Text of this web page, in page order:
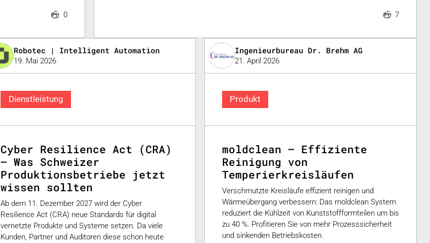
0 7
Robotec | Intelligent Automation
19. Mai 2026
Dienstleistung
Cyber Resilience Act (CRA)
– Was Schweizer
Produktionsbetriebe jetzt
wissen sollten
Ab dem 11. Dezember 2027 wird der Cyber
Resilience Act (CRA) neue Standards für digital
vernetzte Produkte und Systeme setzen. Da viele
Kunden, Partner und Auditoren diese schon heute
Ingenieurbureau Dr. Brehm AG
21. April 2026
Produkt
moldclean – Effiziente
Reinigung von
Temperierkreisläufen
Verschmutzte Kreisläufe effizient reinigen und
Wärmeübergang verbessern: Das moldclean System
reduziert die Kühlzeit von Kunststoffformteilen um bis
zu 40 %. Profitieren Sie von mehr Prozesssicherheit
und sinkenden Betriebskosten.